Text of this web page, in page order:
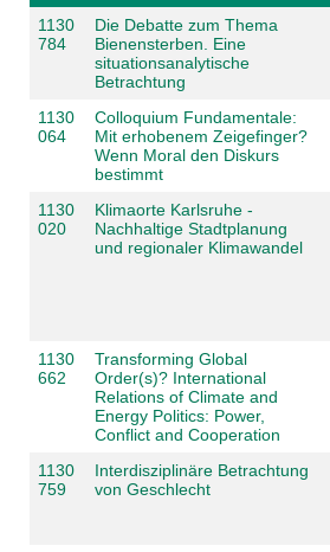
1130
784
Die Debatte zum Thema
Bienensterben. Eine
situationsanalytische
Betrachtung
1130
064
Colloquium Fundamentale:
Mit erhobenem Zeigefinger?
Wenn Moral den Diskurs
bestimmt
1130
020
Klimaorte Karlsruhe -
Nachhaltige Stadtplanung
und regionaler Klimawandel
1130
662
Transforming Global
Order(s)? International
Relations of Climate and
Energy Politics: Power,
Conflict and Cooperation
1130
759
Interdisziplinäre Betrachtung
von Geschlecht